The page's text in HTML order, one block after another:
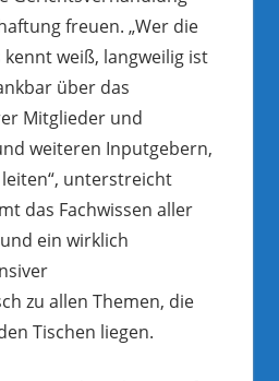
freuen. „Wer die
weiß, langweilig ist
über das
Mitglieder und
weiteren Inputgebern,
unterstreicht
das Fachwissen aller
ein wirklich
zu allen Themen, die
Tischen liegen.